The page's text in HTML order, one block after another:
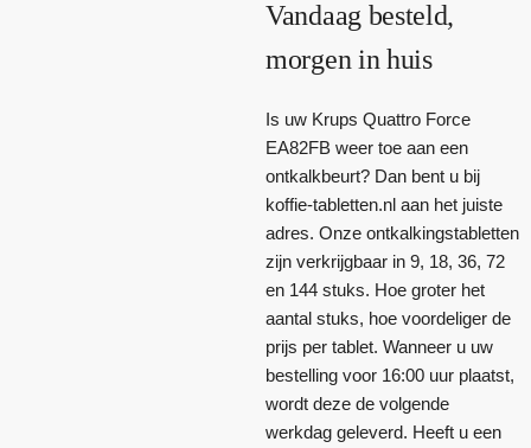
Vandaag besteld,
morgen in huis
Is uw Krups Quattro Force
EA82FB weer toe aan een
ontkalkbeurt? Dan bent u bij
koffie-tabletten.nl aan het juiste
adres. Onze ontkalkingstabletten
zijn verkrijgbaar in 9, 18, 36, 72
en 144 stuks. Hoe groter het
aantal stuks, hoe voordeliger de
prijs per tablet. Wanneer u uw
bestelling voor 16:00 uur plaatst,
wordt deze de volgende
werkdag geleverd. Heeft u een